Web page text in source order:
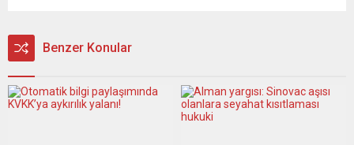
Benzer Konular